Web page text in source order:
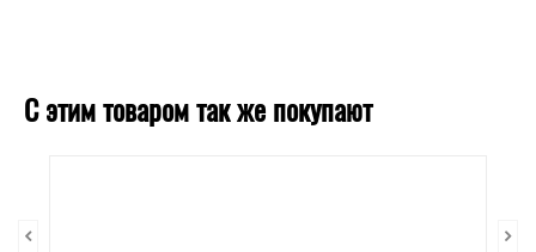
раз. Переход полотнищ должен ощущаться только
ладонью. После высыхания клея полосы чуть стянутся и